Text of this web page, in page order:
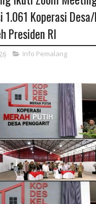
1.061 Koperasi
Presiden RI
Info Pemalang